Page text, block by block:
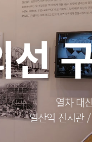
선
열차 대
일산역 전시관